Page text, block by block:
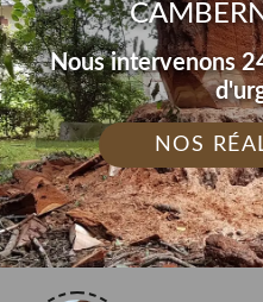
Nous intervenons
NOS